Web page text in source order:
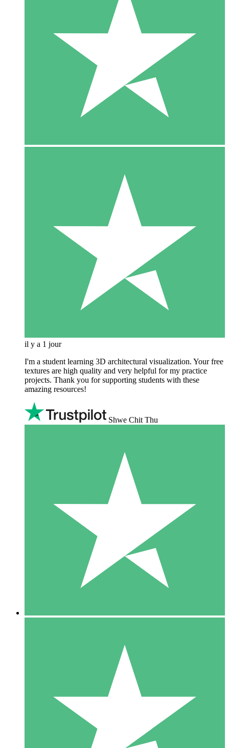
il y a 1 jour
I'm a student learning 3D architectural visualization. Your free
textures are high quality and very helpful for my practice
projects. Thank you for supporting students with these
amazing resources!
Shwe Chit Thu